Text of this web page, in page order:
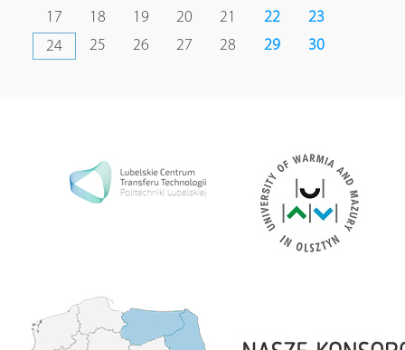
17
18 19 20 21 22
23
24
25 26 27 28 29 30